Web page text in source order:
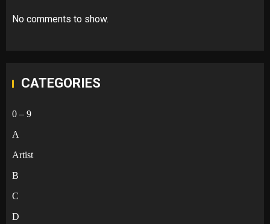
No comments to show.
CATEGORIES
0 – 9
A
Artist
B
C
D